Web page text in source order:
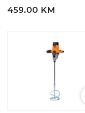
459.00 KM